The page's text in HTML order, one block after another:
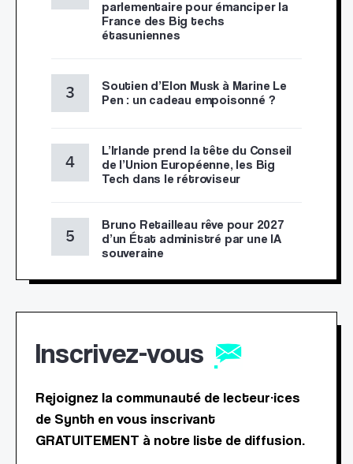
parlementaire pour émanciper la
France des Big techs
étasuniennes
Soutien d’Elon Musk à Marine Le
Pen : un cadeau empoisonné ?
L’Irlande prend la tête du Conseil
de l’Union Européenne, les Big
Tech dans le rétroviseur
Bruno Retailleau rêve pour 2027
d’un État administré par une IA
souveraine
Inscrivez-vous
Rejoignez la communauté de lecteur·ices
de Synth en vous inscrivant
GRATUITEMENT à notre liste de diffusion.